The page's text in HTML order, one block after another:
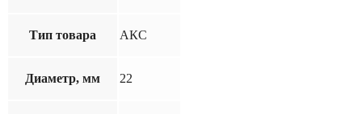
Тип товара АКС
Диаметр, мм 22